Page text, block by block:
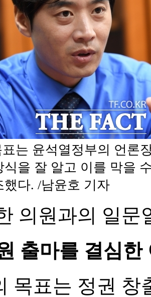
는 윤석열정부의 언론
을 잘 알고 이를 막을
다. /남윤호 기자
의원과의 일문
출마를 결심한
목표는 정권 창